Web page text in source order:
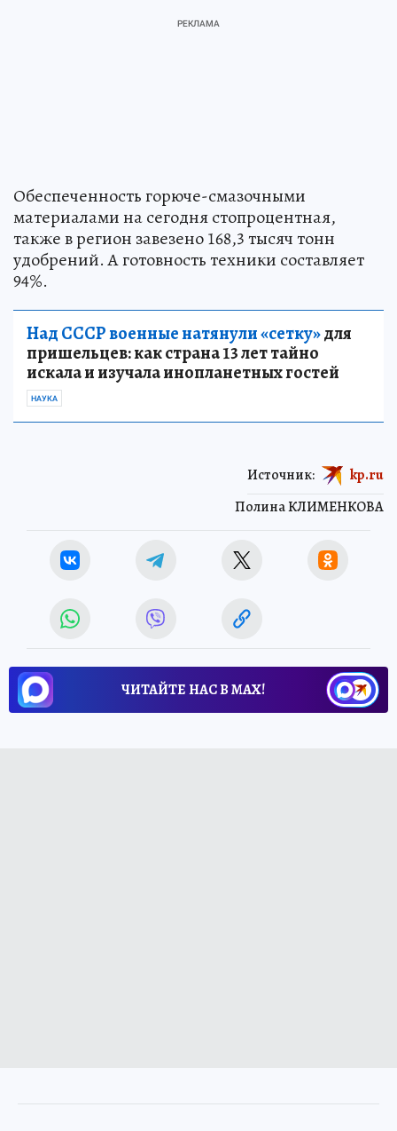
Обеспеченность горюче-смазочными
материалами на сегодня стопроцентная,
также в регион завезено 168,3 тысяч тонн
удобрений. А готовность техники составляет
94%.
Над СССР военные натянули «сетку»для
пришельцев: как страна 13 лет тайно
искала и изучала инопланетных гостей
НАУКА
Полина КЛИМЕНКОВА
Источник: kp.ru
ЧИТАЙТЕ НАС В МАХ!